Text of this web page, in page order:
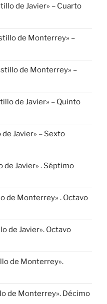
de Javier» – Cuarto
de Monterrey» –
de Monterrey» –
de Javier» – Quinto
Javier» – Sexto
de Javier» . Séptimo
de Monterrey» . Octavo
de Javier». Octavo
de Monterrey».
de Monterrey». Décimo